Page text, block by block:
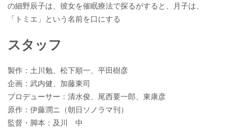
の細野辰子は、彼女を催眠療法で探るがすると、月子は、
「トミエ」という名前を口にする
スタッフ
製作：土川勉、松下順一、平田樹彦
企画：武内健、加藤東司
プロデューサー：清水俊、尾西要一郎、東康彦
原作：伊藤潤ニ（朝日ソノラマ刊）
監督・脚本：及川 中